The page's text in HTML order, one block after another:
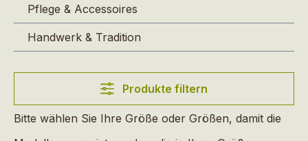
Pflege & Accessoires
Handwerk & Tradition
Produkte filtern
Bitte wählen Sie Ihre Größe oder Größen, damit die